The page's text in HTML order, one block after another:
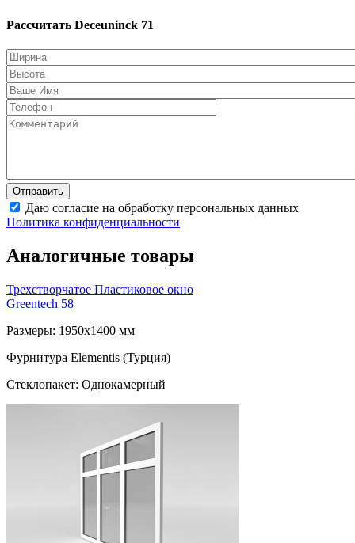
Рассчитать Deceuninck 71
Даю согласие на обработку персональных данных
Политика конфиденциальности
Аналогичные товары
Трехстворчатое Пластиковое окно
Greentech 58
Размеры: 1950x1400 мм
Фурнитура Elementis (Турция)
Стеклопакет: Однокамерный